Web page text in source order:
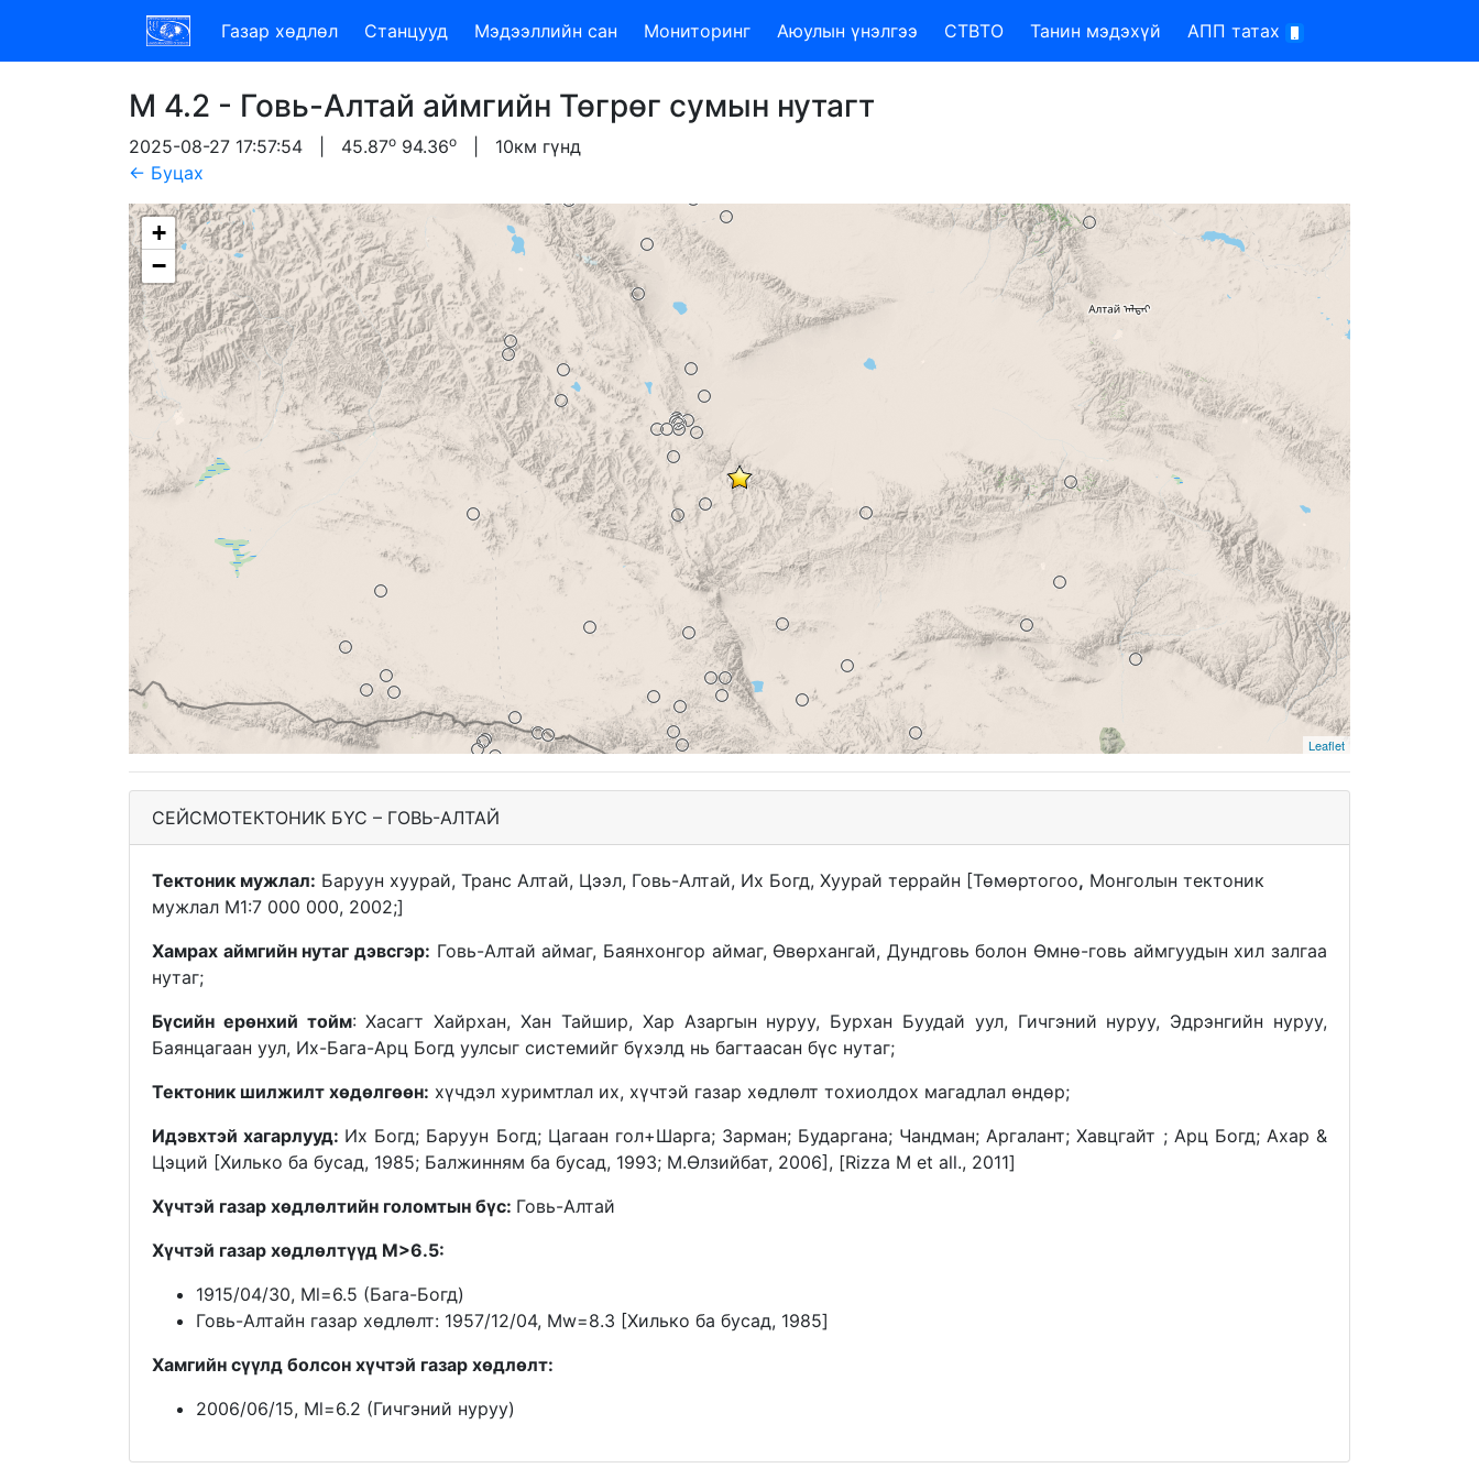
Газар хөдлөл Станцууд Мэдээллийн сан Мониторинг Аюулын үнэлгээ CTBTO Танин мэдэхүй АПП татах
M 4.2 - Говь-Алтай аймгийн Төгрөг сумын нутагт
2025-08-27 17:57:54 | 45.87o 94.36o
| 10км гүнд
← Буцах
+
−
Leaflet
СЕЙСМОТЕКТОНИК БҮС – ГОВЬ-АЛТАЙ
Тектоник мужлал: Баруун хуурай, Транс Алтай, Цээл, Говь-Алтай, Их Богд, Хуурай террайн [Төмөртогоо, Монголын тектоник
мужлал M1:7 000 000, 2002;]
Хамрах аймгийн нутаг дэвсгэр: Говь-Алтай аймаг, Баянхонгор аймаг, Өвөрхангай, Дундговь болон Өмнө-говь аймгуудын хил залгаа
нутаг;
Бүсийн ерөнхий тойм: Хасагт Хайрхан, Хан Тайшир, Хар Азаргын нуруу, Бурхан Буудай уул, Гичгэний нуруу, Эдрэнгийн нуруу,
Баянцагаан уул, Их-Бага-Арц Богд уулсыг системийг бүхэлд нь багтаасан бүс нутаг;
Тектоник шилжилт хөдөлгөөн: хүчдэл хуримтлал их, хүчтэй газар хөдлөлт тохиолдох магадлал өндөр;
Идэвхтэй хагарлууд: Их Богд; Баруун Богд; Цагаан гол+Шарга; Зарман; Бударгана; Чандман; Аргалант; Хавцгайт ; Арц Богд; Ахар &
Цэций [Хилько ба бусад, 1985; Балжинням ба бусад, 1993; М.Өлзийбат, 2006], [Rizza М et all., 2011]
Хүчтэй газар хөдлөлтийн голомтын бүс: Говь-Алтай
Хүчтэй газар хөдлөлтүүд M>6.5:
1915/04/30, Ml=6.5 (Бага-Богд)
Говь-Алтайн газар хөдлөлт: 1957/12/04, Mw=8.3 [Хилько ба бусад, 1985]
Хамгийн сүүлд болсон хүчтэй газар хөдлөлт:
2006/06/15, Ml=6.2 (Гичгэний нуруу)